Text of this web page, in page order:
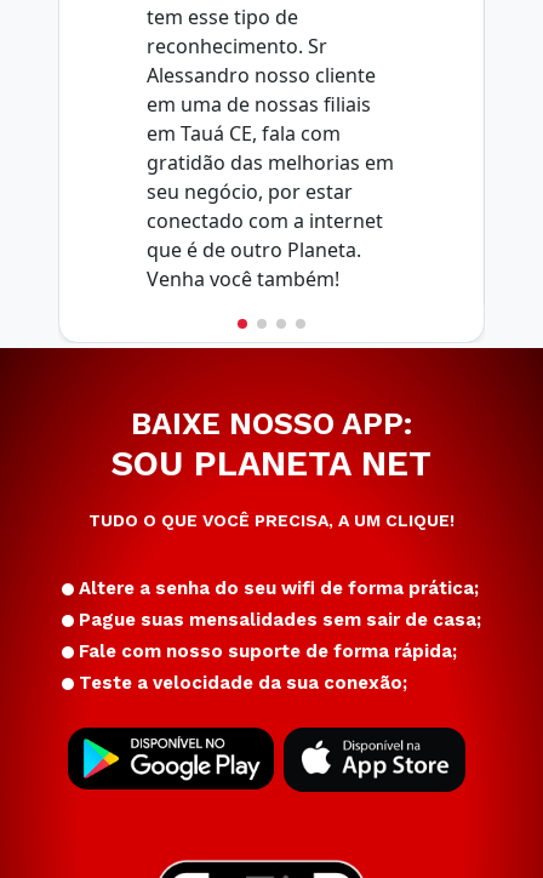
tem esse tipo de
reconhecimento. Sr
Alessandro nosso cliente
em uma de nossas filiais
em Tauá CE, fala com
gratidão das melhorias em
seu negócio, por estar
conectado com a internet
que é de outro Planeta.
Venha você também!
BAIXE NOSSO APP:
SOU PLANETA NET
TUDO O QUE VOCÊ PRECISA, A UM CLIQUE!
Altere a senha do seu wifi de forma prática;
Pague suas mensalidades sem sair de casa;
Fale com nosso suporte de forma rápida;
Teste a velocidade da sua conexão;